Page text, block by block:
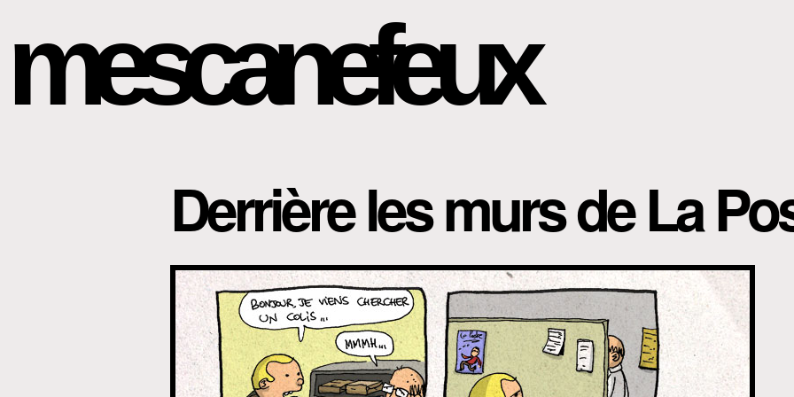
mescanefeux
Derrière les murs de La